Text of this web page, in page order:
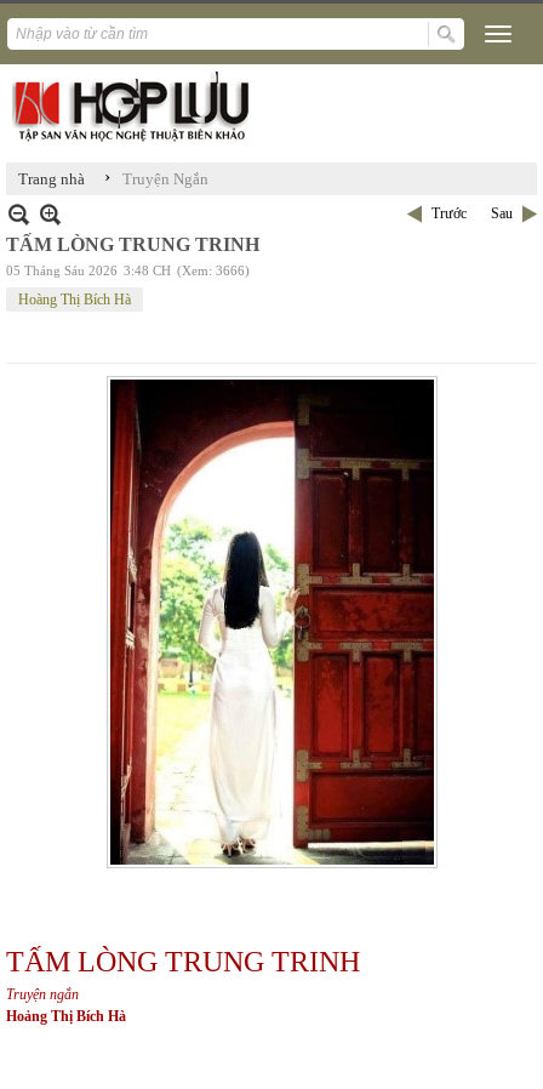
Trang nhà › Truyện Ngắn
Trước Sau
TẤM LÒNG TRUNG TRINH
05 Tháng Sáu 2026 3:48 CH (Xem: 3666)
Hoàng Thị Bích Hà
TẤM LÒNG TRUNG TRINH
Truyện ngắn
Hoảng Thị Bích Hà